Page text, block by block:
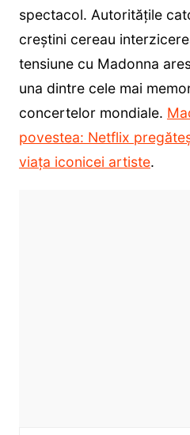
spectacol. Autoritățile
creștini cereau
tensiune cu Madonna
una dintre cele mai
concertelor mondiale.
povestea: Netflix
viața iconicei artiste.